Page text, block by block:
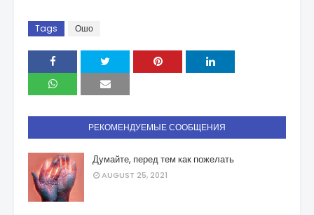
Tags Ошо
РЕКОМЕНДУЕМЫЕ СООБЩЕНИЯ
Думайте, перед тем как пожелать
AUGUST 25, 2021